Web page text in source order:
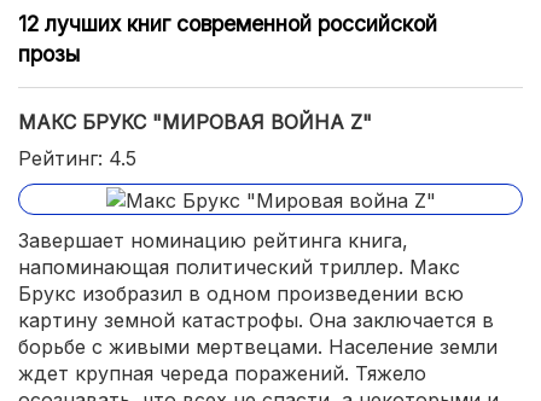
12 лучших книг современной российской
прозы
МАКС БРУКС "МИРОВАЯ ВОЙНА Z"
Рейтинг: 4.5
Завершает номинацию рейтинга книга,
напоминающая политический триллер. Макс
Брукс изобразил в одном произведении всю
картину земной катастрофы. Она заключается в
борьбе с живыми мертвецами. Население земли
ждет крупная череда поражений. Тяжело